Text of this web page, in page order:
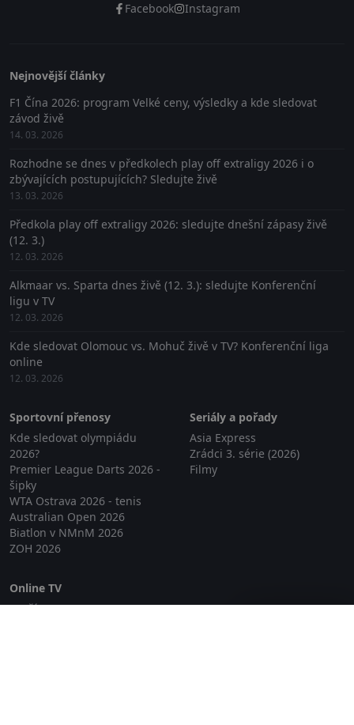
Facebook Instagram
Nejnovější články
F1 Čína 2026: program Velké ceny, výsledky a kde sledovat
závod živě
14. 03. 2026
Rozhodne se dnes v předkolech play off extraligy 2026 i o
zbývajících postupujících? Sledujte živě
13. 03. 2026
Předkola play off extraligy 2026: sledujte dnešní zápasy živě
(12. 3.)
12. 03. 2026
Alkmaar vs. Sparta dnes živě (12. 3.): sledujte Konferenční
ligu v TV
12. 03. 2026
Kde sledovat Olomouc vs. Mohuč živě v TV? Konferenční liga
online
12. 03. 2026
Sportovní přenosy
Kde sledovat olympiádu
2026?
Premier League Darts 2026 -
šipky
WTA Ostrava 2026 - tenis
Australian Open 2026
Biatlon v NMnM 2026
ZOH 2026
Seriály a pořady
Asia Express
Zrádci 3. série (2026)
Filmy
Online TV
Lepší.TV